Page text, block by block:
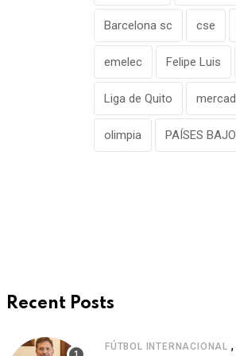
Barcelona sc cse
emelec Felipe Luis
Liga de Quito
olimpia PAÍSES
Recent Posts
FÚTBOL INTERNACIONAL ,